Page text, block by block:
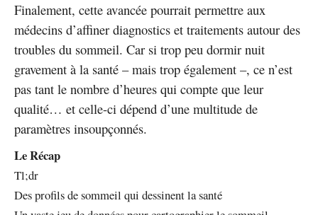
Finalement, cette avancée pourrait permettre aux
médecins d’affiner diagnostics et traitements autour des
troubles du sommeil. Car si trop peu dormir nuit
gravement à la santé – mais trop également –, ce n’est
pas tant le nombre d’heures qui compte que leur
qualité… et celle-ci dépend d’une multitude de
paramètres insoupçonnés.
Le Récap
Tl;dr
Des profils de sommeil qui dessinent la santé